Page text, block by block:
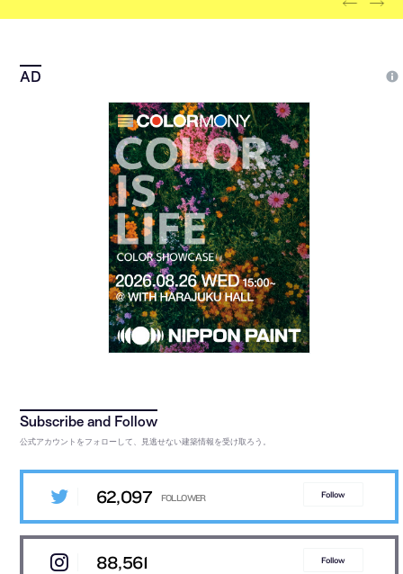
公式アカウントをフォローして、見逃せない建築情報を受け取ろう。
62,097 Follow
88,561 Follow